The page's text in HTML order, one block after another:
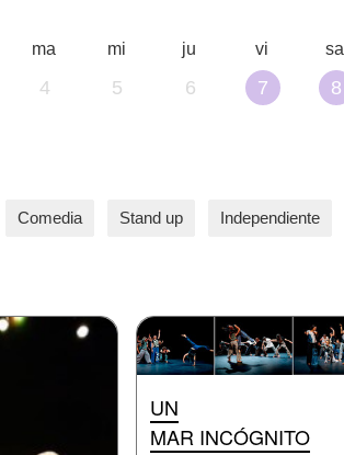
ma mi ju vi sa
4 5 6 7 8
Comedia Stand up Independiente
UN
MAR INCÓGNITO